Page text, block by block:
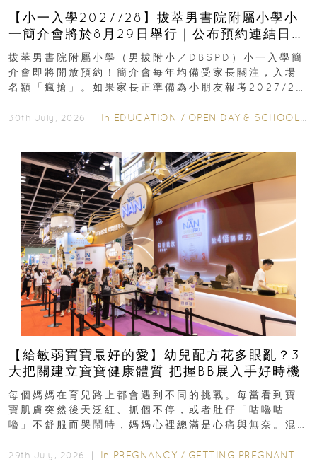
【小一入學2027/28】拔萃男書院附屬小學小
一簡介會將於8月29日舉行｜公布預約連結日期
｜更設有網上重溫
拔萃男書院附屬小學（男拔附小／DBSPD）小一入學簡
介會即將開放預約！簡介會每年均備受家長關注，入場
名額「瘋搶」。如果家長正準備為小朋友報考2027/28
30th July, 2026 ｜ In EDUCATION / OPEN DAY & SCHOOL EVENTS
【給敏弱寶寶最好的愛】幼兒配方花多眼亂？3
大把關建立寶寶健康體質 把握BB展入手好時機
每個媽媽在育兒路上都會遇到不同的挑戰。每當看到寶
寶肌膚突然後天泛紅、抓個不停，或者肚仔「咕嚕咕
嚕」不舒服而哭鬧時，媽媽心裡總滿是心痛與無奈。混
29th July, 2026 ｜ In PREGNANCY / GETTING PREGNANT